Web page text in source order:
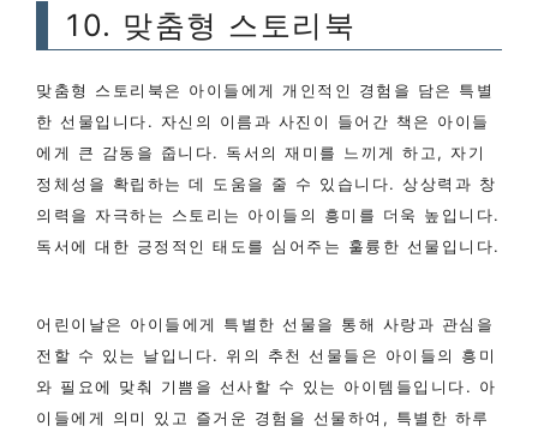
10. 맞춤형 스토리북
맞춤형 스토리북은 아이들에게 개인적인 경험을 담은 특별
한 선물입니다. 자신의 이름과 사진이 들어간 책은 아이들
에게 큰 감동을 줍니다. 독서의 재미를 느끼게 하고, 자기
정체성을 확립하는 데 도움을 줄 수 있습니다. 상상력과 창
의력을 자극하는 스토리는 아이들의 흥미를 더욱 높입니다.
독서에 대한 긍정적인 태도를 심어주는 훌륭한 선물입니다.
어린이날은 아이들에게 특별한 선물을 통해 사랑과 관심을
전할 수 있는 날입니다. 위의 추천 선물들은 아이들의 흥미
와 필요에 맞춰 기쁨을 선사할 수 있는 아이템들입니다. 아
이들에게 의미 있고 즐거운 경험을 선물하여, 특별한 하루